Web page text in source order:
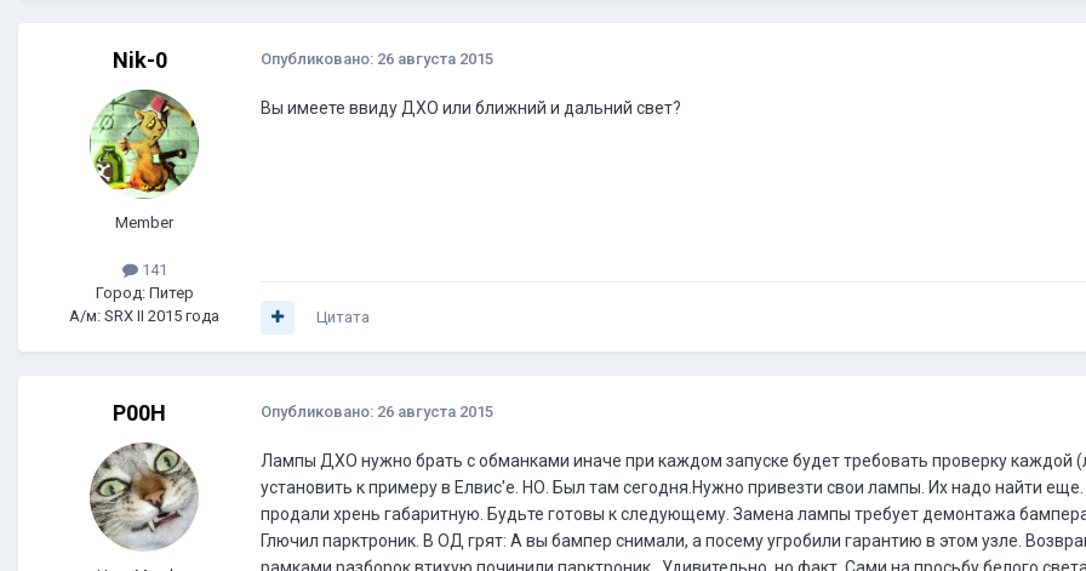
Nik-0
Member
141
Город: Питер
А/м: SRX II 2015 года
Опубликовано: 26 августа 2015
Вы имеете ввиду ДХО или ближний и дальний свет?
Цитата
P00H Опубликовано: 26 августа 2015
Лампы ДХО нужно брать с обманками иначе при каждом запуске будет требовать проверку каждой
установить к примеру в Елвис'е. НО. Был там сегодня.Нужно привезти свои лампы. Их надо найти
продали хрень габаритную. Будьте готовы к следующему. Замена лампы требует демонтажа
Глючил парктроник. В ОД грят: А вы бампер снимали, а посему угробили гарантию в этом узле.